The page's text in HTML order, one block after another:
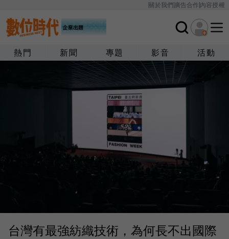
關於我們廣告合作內容授權
熱門 新聞 專題 影音 活動
台灣有最強紡織技術，為何長不出國際